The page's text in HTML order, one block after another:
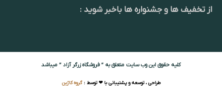
از تخفیف ها و جشنواره ها باخبر شوید :
کلیه حقوق این وب سایت متعلق به ” فروشگاه زرگر آزاد ” میباشد
طراحی ، توسعه و پشتیبانی با ❤ توسط :گروه کاژین